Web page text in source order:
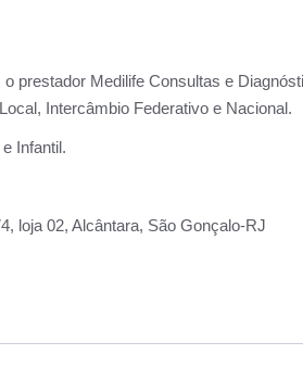
o prestador Medilife Consultas e
Intercâmbio Federativo e Nacional.
Infantil.
loja 02, Alcântara, São Gonçalo-RJ